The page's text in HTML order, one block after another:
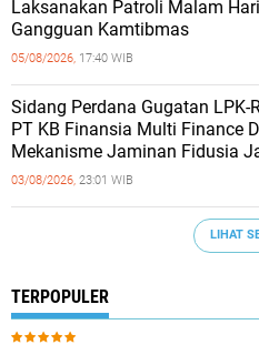
Laksanakan Patroli Malam
Gangguan Kamtibmas
05/08/2026, 17:40 WIB
Sidang Perdana Gugatan LPK-
PT KB Finansia Multi Finance
Mekanisme Jaminan Fidusia
03/08/2026, 23:01 WIB
LIHAT
TERPOPULER